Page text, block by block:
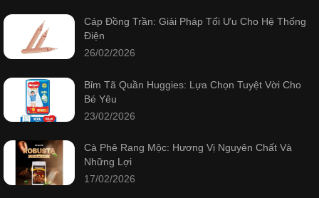
Cáp Đồng Trần: Giải Pháp Tối Ưu Cho Hệ Thống
Điện
26/02/2026
Bỉm Tã Quần Huggies: Lựa Chọn Tuyệt Vời Cho
Bé Yêu
23/02/2026
Cà Phê Rang Mộc: Hương Vị Nguyên Chất Và
Những Lợi
17/02/2026